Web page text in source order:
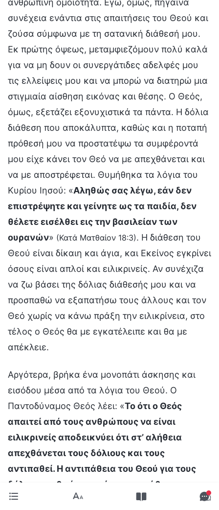
συνέχεια ενάντια στις απαιτήσεις του Θεού και
ζούσα σύμφωνα με τη σατανική διάθεσή μου.
Εκ πρώτης όψεως, μεταμφιεζόμουν πολύ καλά
για να μη δουν οι συνεργάτιδες αδελφές μου
τις ελλείψεις μου και να μπορώ να διατηρώ μια
στιγμιαία αίσθηση εικόνας και θέσης. Ο Θεός,
όμως, εξετάζει εξονυχιστικά τα πάντα. Η δόλια
διάθεση που αποκάλυπτα, καθώς και η ποταπή
πρόθεσή μου να προστατέψω τα συμφέροντά
μου είχε κάνει τον Θεό να με απεχθάνεται και
να με αποστρέφεται. Θυμήθηκα τα λόγια του
Κυρίου Ιησού: «Αληθώς σας λέγω, εάν δεν
επιστρέψητε και γείνητε ως τα παιδία, δεν
θέλετε εισέλθει εις την βασιλείαν των
ουρανών» (Κατά Ματθαίον 18:3). Η διάθεση του
Θεού είναι δίκαιη και άγια, και Εκείνος εγκρίνει
όσους είναι απλοί και ειλικρινείς. Αν συνέχιζα
να ζω βάσει της δόλιας διάθεσής μου και να
προσπαθώ να εξαπατήσω τους άλλους και τον
Θεό χωρίς να κάνω πράξη την ειλικρίνεια, στο
τέλος ο Θεός θα με εγκατέλειπε και θα με
απέκλειε.
Αργότερα, βρήκα ένα μονοπάτι άσκησης και
εισόδου μέσα από τα λόγια του Θεού. Ο
Παντοδύναμος Θεός λέει: «Το ότι ο Θεός
απαιτεί από τους ανθρώπους να είναι
ειλικρινείς αποδεικνύει ότι στ’ αλήθεια
απεχθάνεται τους δόλιους και τους
αντιπαθεί. Η αντιπάθεια του Θεού για τους
δόλιους ανθρώπους είναι αντιπάθεια για τον
τρόπο με τον οποίο ενεργούν, τις διαθέσεις